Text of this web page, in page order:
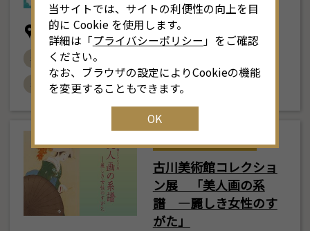
2 3 4 5
9 10
16 17 18 19 20
26
30 1 2 3 4 5
三菱UFJ銀行 貨幣・浮世絵ミュージアム
# 浮世絵
# 貨幣・浮世絵ミュージアム
# おすすめ
東部
古川美術館コレクショ
ン展 「美人画の系
譜 ―麗しき女性のす
がた」
当サイトでは、サイトの利便性の向上を目
的に Cookie を使用します。
詳細は「プライバシーポリシー 」をご確認
ください。
なお、ブラウザの設定によりCookieの機能
を変更することもできます。
OK